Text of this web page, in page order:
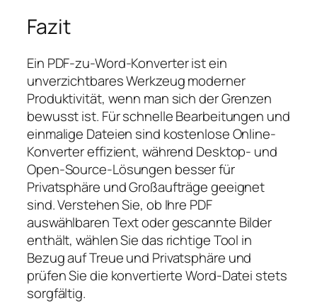
Fazit
Ein PDF-zu-Word-Konverter ist ein
unverzichtbares Werkzeug moderner
Produktivität, wenn man sich der Grenzen
bewusst ist. Für schnelle Bearbeitungen und
einmalige Dateien sind kostenlose Online-
Konverter effizient, während Desktop- und
Open-Source-Lösungen besser für
Privatsphäre und Großaufträge geeignet
sind. Verstehen Sie, ob Ihre PDF
auswählbaren Text oder gescannte Bilder
enthält, wählen Sie das richtige Tool in
Bezug auf Treue und Privatsphäre und
prüfen Sie die konvertierte Word-Datei stets
sorgfältig.